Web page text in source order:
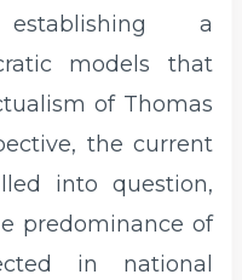
a
models that
of Thomas
the current
into question,
predominance of
in national